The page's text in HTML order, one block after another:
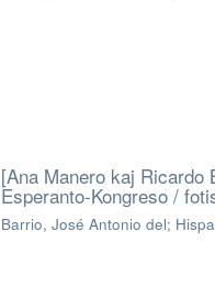
[Ana Manero kaj Ricardo
Esperanto-Kongreso /
Barrio, José Antonio del;